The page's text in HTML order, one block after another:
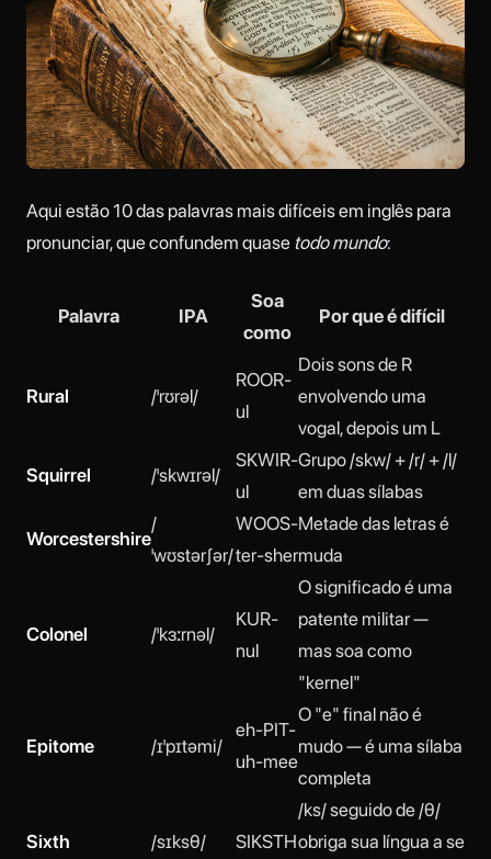
Aqui estão 10 das palavras mais difíceis em inglês para
pronunciar, que confundem quase todo mundo:
Palavra IPA
Soa
como
Por que é difícil
Rural /ˈrʊrəl/
ROOR-
ul
Dois sons de R
envolvendo uma
vogal, depois um L
Squirrel /ˈskwɪrəl/
SKWIR-
ul
Grupo /skw/ + /r/ + /l/
em duas sílabas
Worcestershire
/
ˈwʊstərʃər/
WOOS-
ter-sher
Metade das letras é
muda
Colonel /ˈkɜːrnəl/
KUR-
nul
O significado é uma
patente militar —
mas soa como
"kernel"
Epitome /ɪˈpɪtəmi/
eh-PIT-
uh-mee
O "e" final não é
mudo — é uma sílaba
completa
Sixth /sɪksθ/ SIKSTH
/ks/ seguido de /θ/
obriga sua língua a se